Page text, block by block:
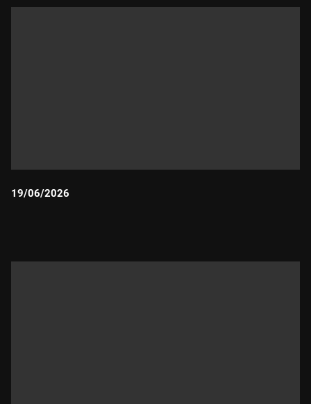
19/06/2026